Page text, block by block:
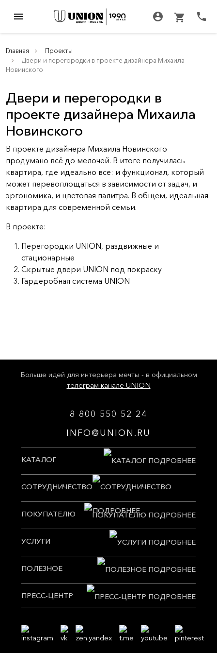
menu account_circle shopping_cart call
Главная
Проекты
Двери и перегородки в проекте дизайнера Михаила
Новинского
Двери и перегородки в
проекте дизайнера Михаила
Новинского
В проекте дизайнера Михаила Новинского
продумано всё до мелочей. В итоге получилась
квартира, где идеально все: и функционал, который
может перевоплощаться в зависимости от задач, и
эргономика, и цветовая палитра. В общем, идеальная
квартира для современной семьи.
В проекте:
Перегородки UNION, раздвижные и
стационарные
Скрытые двери UNION под покраску
Гардеробная система UNION
Больше идей для интерьера мечты - в официальном
телеграм канале UNION
8 800 550 52 24
INFO@UNION.RU
КАТАЛОГ
СОТРУДНИЧЕСТВО
ПОКУПАТЕЛЮ
УСЛУГИ
ПОЛЕЗНОЕ
ПРЕСС-ЦЕНТР